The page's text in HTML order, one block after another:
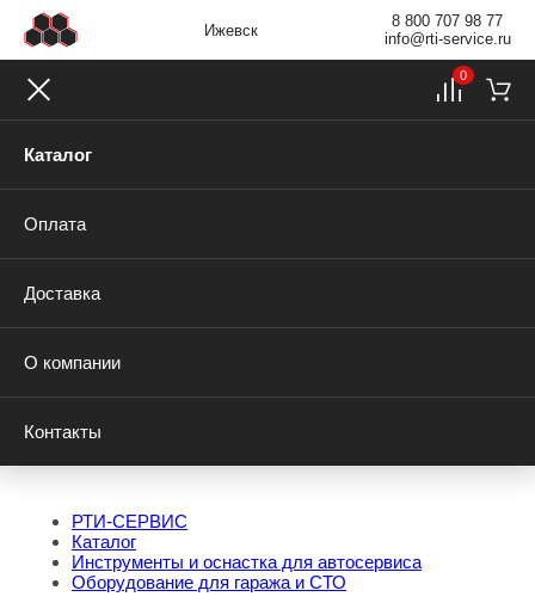
Ижевск
8 800 707 98 77
info@rti-service.ru
Каталог
Оплата
Доставка
О компании
Контакты
0
РТИ-СЕРВИС
Каталог
Инструменты и оснастка для автосервиса
Оборудование для гаража и СТО